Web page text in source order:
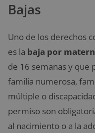
Bajas
Uno de los derechos
es la baja por
de 16 semanas y que
familia numerosa,
múltiple o
permiso son
al nacimiento o a la